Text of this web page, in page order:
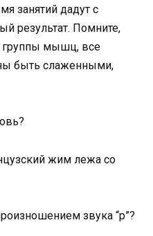
занятий дадут с
результат. Помните,
группы мышц, все
быть слаженными,
жим лежа со
звука “р”?